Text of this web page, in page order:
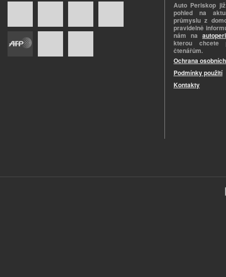
Auto Periskop
pohled na
průmyslu z
pravidelně
nám na
kterou chcete
čtenářům.
Ochrana
Podmínky použití
Kontakty